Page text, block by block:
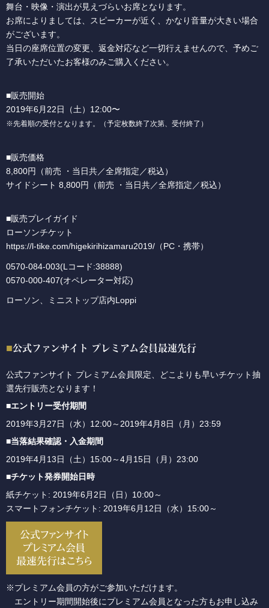
舞台・映像・演出が見えづらいお席となります。
お席によりましては、スピーカーが近く、かなり音量が大きい場合
がございます。
当日の座席位置の変更、返金対応など一切行えませんので、予めご
了承いただいたお客様のみご購入ください。
■販売開始
2019年6月22日（土）12:00〜
※先着順の受付となります。（予定枚数終了次第、受付終了）
■販売価格
8,800円（前売 ・当日共／全席指定／税込）
サイドシート 8,800円（前売 ・当日共／全席指定／税込）
■販売プレイガイド
ローソンチケット
https://l-tike.com/higekirihizamaru2019/ （PC・携帯）
0570-084-003(Lコード:38888)
0570-000-407(オペレーター対応)
ローソン、ミニストップ店内Loppi
公式ファンサイト プレミアム会員最速先行
公式ファンサイト プレミアム会員限定、どこよりも早いチケット抽
選先行販売となります！
■エントリー受付期間
2019年3月27日（水）12:00～2019年4月8日（月）23:59
■当落結果確認・入金期間
2019年4月13日（土）15:00～4月15日（月）23:00
■チケット発券開始日時
紙チケット: 2019年6月2日（日）10:00～
スマートフォンチケット: 2019年6月12日（水）15:00～
公式ファンサイト
プレミアム会員
最速先行はこちら
※プレミアム会員の方がご参加いただけます。
エントリー期間開始後にプレミアム会員となった方もお申し込み